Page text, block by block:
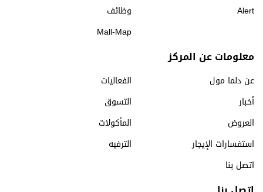
وظائف
Alert
Mall-Map
معلومات عن المركز
عن دلما مول
الفعاليات
أخبار
التسوق
العروض
المأكولات
استفسارات الإيجار
الترفيه
اتصل بنا